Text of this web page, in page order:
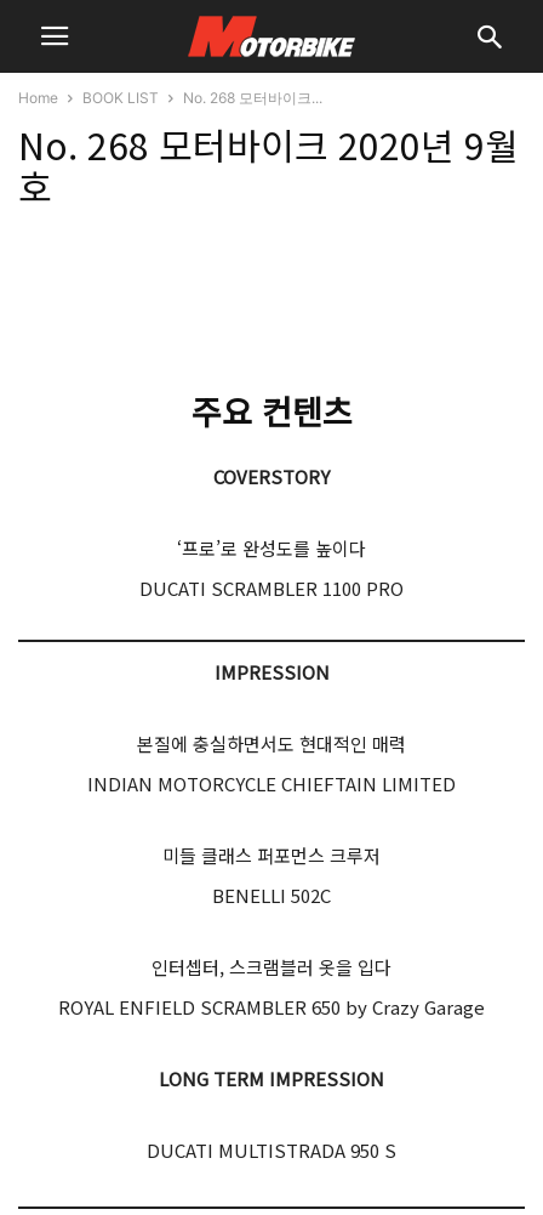
Home BOOK LIST No. 268 모터바이크...
No. 268 모터바이크 2020년 9월
호
주요 컨텐츠
COVERSTORY
‘프로’로 완성도를 높이다
DUCATI SCRAMBLER 1100 PRO
IMPRESSION
본질에 충실하면서도 현대적인 매력
INDIAN MOTORCYCLE CHIEFTAIN LIMITED
미들 클래스 퍼포먼스 크루저
BENELLI 502C
인터셉터, 스크램블러 옷을 입다
ROYAL ENFIELD SCRAMBLER 650 by Crazy Garage
LONG TERM IMPRESSION
DUCATI MULTISTRADA 950 S